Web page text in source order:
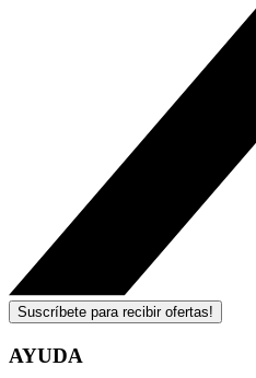
Suscríbete para recibir ofertas!
AYUDA